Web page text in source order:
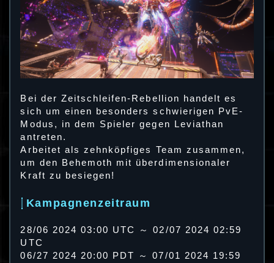
Bei der Zeitschleifen-Rebellion handelt es
sich um einen besonders schwierigen PvE-
Modus, in dem Spieler gegen Leviathan
antreten.
Arbeitet als zehnköpfiges Team zusammen,
um den Behemoth mit überdimensionaler
Kraft zu besiegen!
Kampagnenzeitraum
28/06 2024 03:00 UTC ～ 02/07 2024 02:59
UTC
06/27 2024 20:00 PDT ～ 07/01 2024 19:59